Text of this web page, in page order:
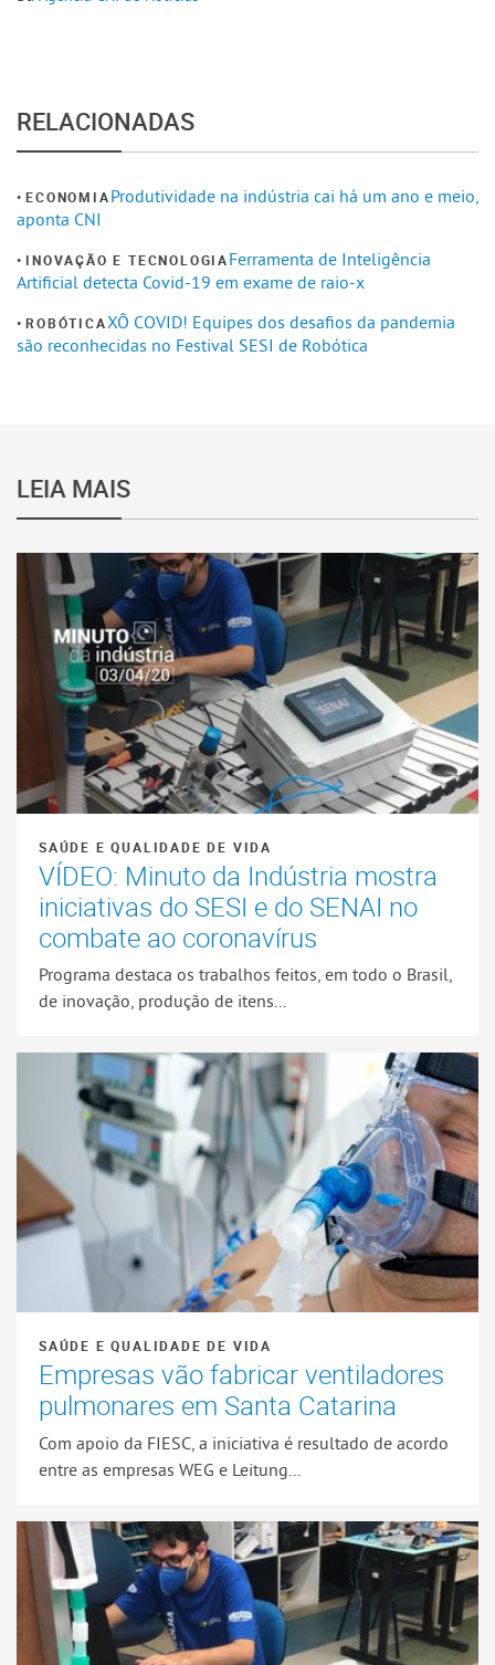
RELACIONADAS
ECONOMIAProdutividade na indústria cai há um ano e meio,
aponta CNI
INOVAÇÃO E TECNOLOGIAFerramenta de Inteligência
Artificial detecta Covid-19 em exame de raio-x
ROBÓTICAXÔ COVID! Equipes dos desafios da pandemia
são reconhecidas no Festival SESI de Robótica
LEIA MAIS
SAÚDE E QUALIDADE DE VIDA
VÍDEO: Minuto da Indústria mostra
iniciativas do SESI e do SENAI no
combate ao coronavírus
Programa destaca os trabalhos feitos, em todo o Brasil,
de inovação, produção de itens...
SAÚDE E QUALIDADE DE VIDA
Empresas vão fabricar ventiladores
pulmonares em Santa Catarina
Com apoio da FIESC, a iniciativa é resultado de acordo
entre as empresas WEG e Leitung...